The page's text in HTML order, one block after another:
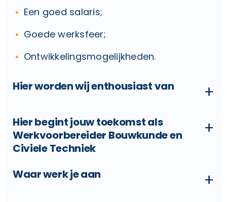
Een goed salaris;
Goede werksfeer;
Ontwikkelingsmogelijkheden.
Hier worden wij enthousiast van +
Hier begint jouw toekomst als
Werkvoorbereider Bouwkunde en
Civiele Techniek
+
Waar werk je aan +